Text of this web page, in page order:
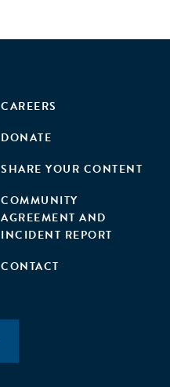
CAREERS
DONATE
SHARE YOUR CONTENT
COMMUNITY
AGREEMENT AND
INCIDENT REPORT
CONTACT